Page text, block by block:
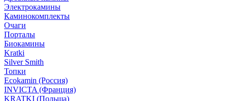
Электрокамины
Каминокомплекты
Очаги
Порталы
Биокамины
Kratki
Silver Smith
Топки
Ecokamin (Россия)
INVICTA (Франция)
KRATKI (Польша)